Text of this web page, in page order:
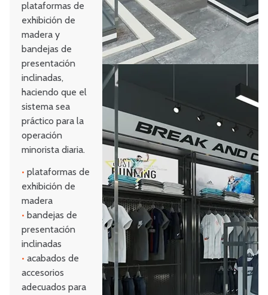
plataformas de
exhibición de
madera y
bandejas de
presentación
inclinadas,
haciendo que el
sistema sea
práctico para la
operación
minorista diaria.
• plataformas de
exhibición de
madera
• bandejas de
presentación
inclinadas
• acabados de
accesorios
adecuados para